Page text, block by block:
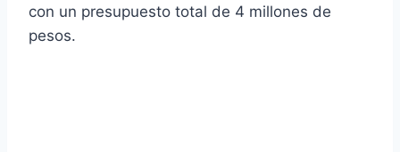
con un presupuesto total de 4 millones de
pesos.